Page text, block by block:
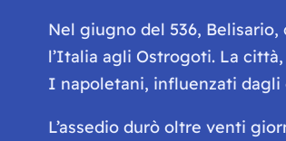
Nel giugno del 536,
l’Italia agli Ostrogoti. La
I napoletani, influenzati dagli
L’assedio durò oltre venti